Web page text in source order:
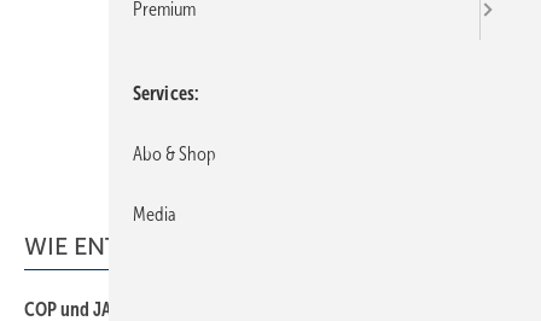
WIE ENTSTEHEN EIGENTLICH..
COP und JAZ einer Wärmepumpe?
Premium
Services
Abo & Shop
Media